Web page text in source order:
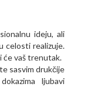
ideju, ali
celosti realizuje.
će vaš trenutak.
sasvim drukčije
ljubavi